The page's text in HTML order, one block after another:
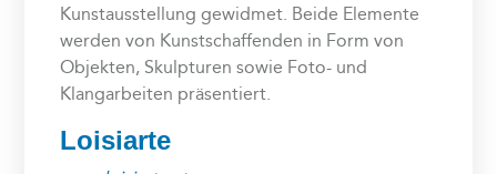
Kunstausstellung gewidmet. Beide Elemente
werden von Kunstschaffenden in Form von
Objekten, Skulpturen sowie Foto- und
Klangarbeiten präsentiert.
Loisiarte